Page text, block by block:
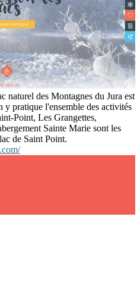
naturel des Montagnes du Jura est
pratique l'ensemble des activités
Point, Les Grangettes,
Sainte Marie sont les
de Saint Point.